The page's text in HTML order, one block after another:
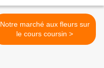
Notre marché aux fleurs sur
le cours coursin >